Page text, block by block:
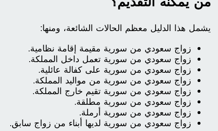
يشمل هذا الدليل معظم الحالات الشائعة، ومنها:
زواج سعودي من سورية مقيمة إقامة نظامية.
زواج سعودي من سورية تعمل داخل المملكة.
زواج سعودي من سورية على كفالة عائلية.
زواج سعودي من سورية من مواليد المملكة.
زواج سعودي من سورية تقيم خارج المملكة.
زواج سعودي من سورية مطلقة.
زواج سعودي من سورية أرملة.
زواج سعودي من سورية لديها أبناء من زواج سابق.